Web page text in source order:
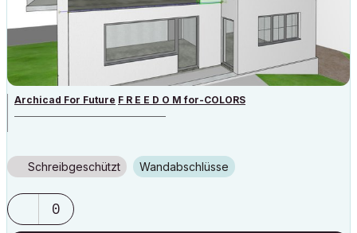
Archicad For Future F R E E D O M for-COLORS
Schreibgeschützt Wandabschlüsse
0